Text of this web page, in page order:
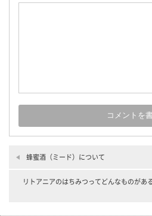
蜂蜜酒（ミード）について
リトアニアのはちみつってどんなものがあ